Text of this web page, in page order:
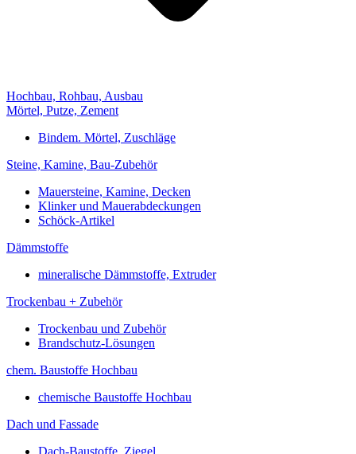
Hochbau, Rohbau, Ausbau
Mörtel, Putze, Zement
Bindem. Mörtel, Zuschläge
Steine, Kamine, Bau-Zubehör
Mauersteine, Kamine, Decken
Klinker und Mauerabdeckungen
Schöck-Artikel
Dämmstoffe
mineralische Dämmstoffe, Extruder
Trockenbau + Zubehör
Trockenbau und Zubehör
Brandschutz-Lösungen
chem. Baustoffe Hochbau
chemische Baustoffe Hochbau
Dach und Fassade
Dach-Baustoffe, Ziegel